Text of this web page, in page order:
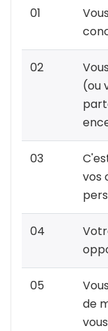
01
02
(ou
03
vos
04
05
de